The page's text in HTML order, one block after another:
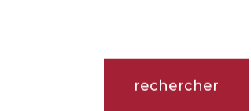
rechercher